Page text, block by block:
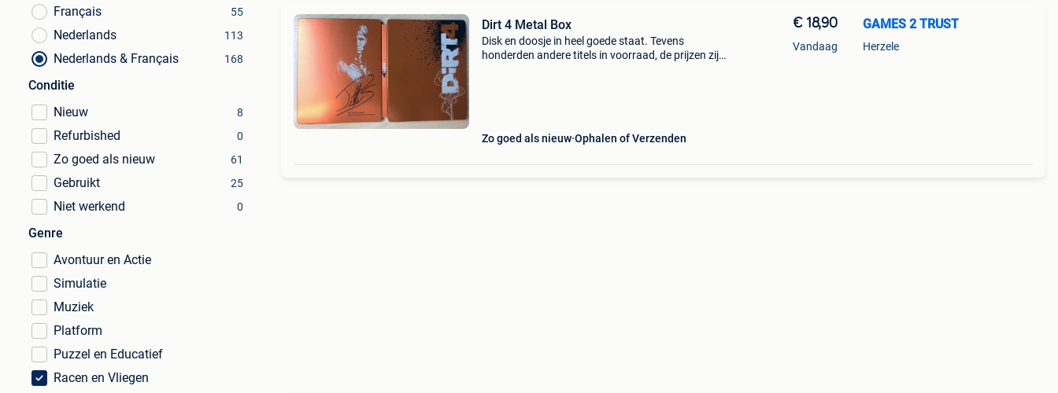
Français
55
Nederlands 113
Nederlands & Français 168
Conditie
Nieuw
8
Refurbished 0
Zo goed als nieuw 61
Gebruikt 25
Niet werkend 0
Genre
Avontuur en Actie
Simulatie
Muziek
Platform
Puzzel en Educatief
Racen en Vliegen
Dirt 4 Metal Box
Disk en doosje in heel goede staat. Tevens
honderden andere titels in voorraad, de prijzen zijn
Zo goed als nieuw Ophalen of Verzenden
€ 18,90
Vandaag
GAMES 2 TRUST
Herzele